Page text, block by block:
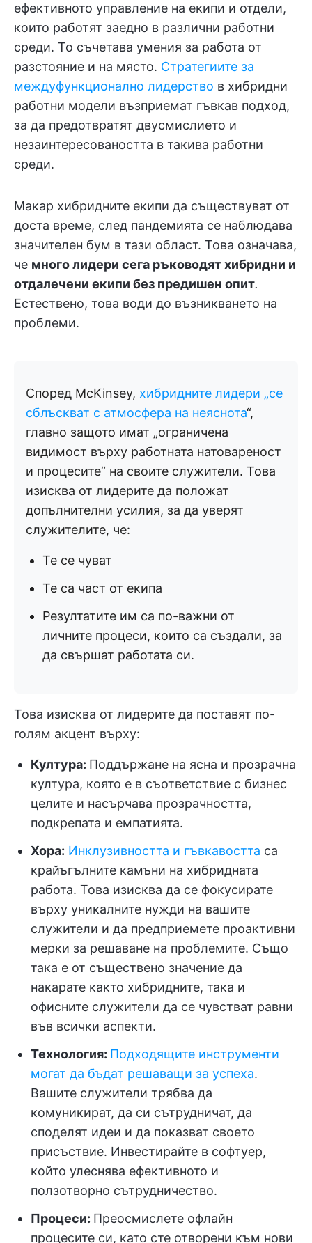
ефективното управление на екипи и отдели,
които работят заедно в различни работни
среди. То съчетава умения за работа от
разстояние и на място. Стратегиите за
междуфункционално лидерство в хибридни
работни модели възприемат гъвкав подход,
за да предотвратят двусмислието и
незаинтересоваността в такива работни
среди.
Макар хибридните екипи да съществуват от
доста време, след пандемията се наблюдава
значителен бум в тази област. Това означава,
че много лидери сега ръководят хибридни и
отдалечени екипи без предишен опит.
Естествено, това води до възникването на
проблеми.
Според McKinsey, хибридните лидери „се
сблъскват с атмосфера на неяснота“,
главно защото имат „ограничена
видимост върху работната натовареност
и процесите“ на своите служители. Това
изисква от лидерите да положат
допълнителни усилия, за да уверят
служителите, че:
Те се чуват
Те са част от екипа
Резултатите им са по-важни от
личните процеси, които са създали, за
да свършат работата си.
Това изисква от лидерите да поставят по-
голям акцент върху:
Култура: Поддържане на ясна и прозрачна
култура, която е в съответствие с бизнес
целите и насърчава прозрачността,
подкрепата и емпатията.
Хора: Инклузивността и гъвкавостта са
крайъгълните камъни на хибридната
работа. Това изисква да се фокусирате
върху уникалните нужди на вашите
служители и да предприемете проактивни
мерки за решаване на проблемите. Също
така е от съществено значение да
накарате както хибридните, така и
офисните служители да се чувстват равни
във всички аспекти.
Технология: Подходящите инструменти
могат да бъдат решаващи за успеха.
Вашите служители трябва да
комуникират, да си сътрудничат, да
споделят идеи и да показват своето
присъствие. Инвестирайте в софтуер,
който улеснява ефективното и
ползотворно сътрудничество.
Процеси: Преосмислете офлайн
процесите си, като сте отворени към нови